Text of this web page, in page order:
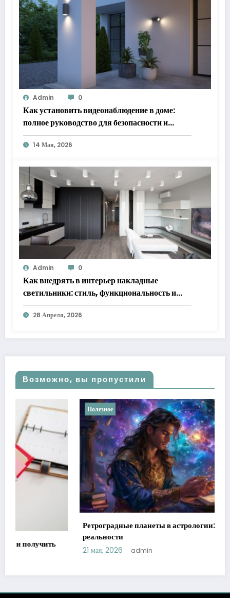
Admin 0
Как установить видеонаблюдение в доме:
полное руководство для безопасности и
спокойствия
14 Мая, 2026
Admin 0
Как внедрять в интерьер накладные
светильники: стиль, функциональность и
практические решения
28 Апреля, 2026
Возможно, вы пропустили
Полезное
Ретроградные планеты в астрологии: мифы против
21 мая, 2026 admin